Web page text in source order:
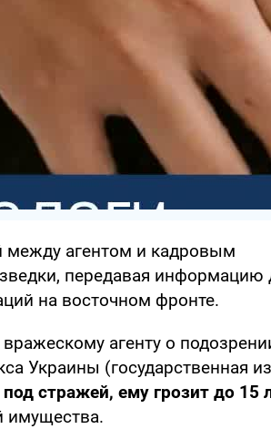
между агентом и кадровым
передавая информацию
на восточном фронте.
агенту о
Украины (государственная
стражей, ему грозит до 15
имущества.